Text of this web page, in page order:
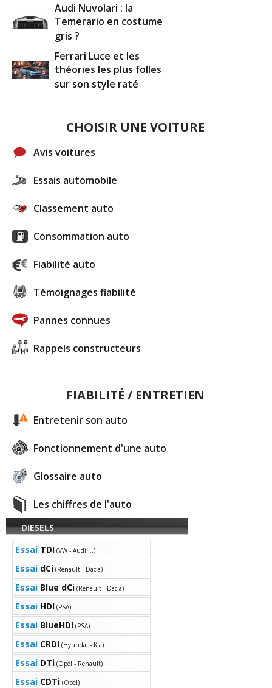
Audi Nuvolari : la
Temerario en costume
gris ?
Ferrari Luce et les
théories les plus folles
sur son style raté
CHOISIR UNE VOITURE
Avis voitures
Essais automobile
Classement auto
Consommation auto
Fiabilité auto
Témoignages fiabilité
Pannes connues
Rappels constructeurs
FIABILITÉ / ENTRETIEN
Entretenir son auto
Fonctionnement d'une auto
Glossaire auto
Les chiffres de l'auto
DIESELS
Essai TDI (VW - Audi ...)
Essai dCi (Renault - Dacia)
Essai Blue dCi (Renault - Dacia)
Essai HDI (PSA)
Essai BlueHDI (PSA)
Essai CRDI (Hyundai - Kia)
Essai DTi (Opel - Renault)
Essai CDTi (Opel)